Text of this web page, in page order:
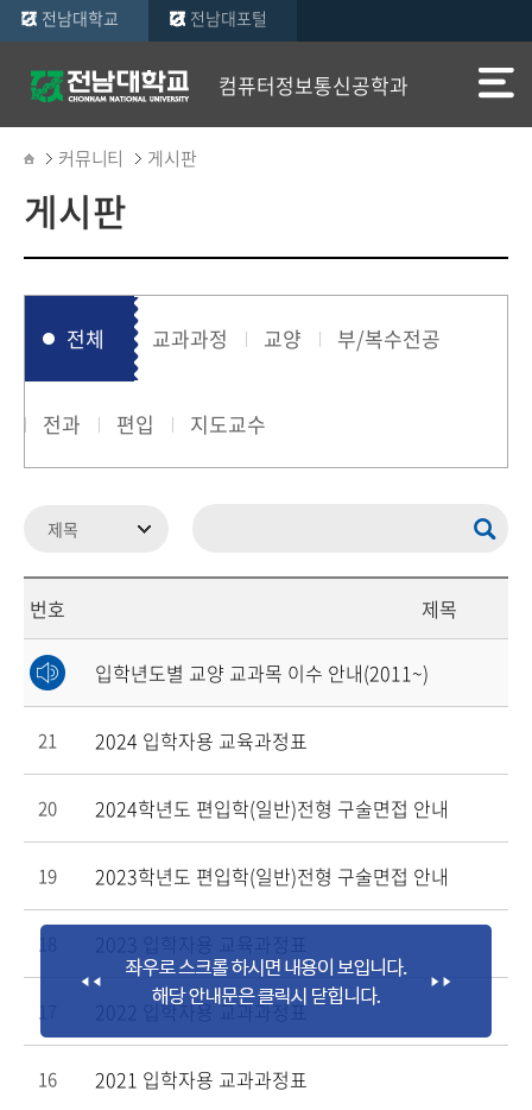
전남대학교 전남대포털
컴퓨터정보통신공학과
커뮤니티 게시판
게시판
전체 교과과정 교양 부/복수전공
전과 편입 지도교수
번호 제목
입학년도별 교양 교과목 이수 안내(2011~)
21 2024 입학자용 교육과정표
20 2024학년도 편입학(일반)전형 구술면접 안내
19 2023학년도 편입학(일반)전형 구술면접 안내
18 2023 입학자용 교육과정표
17 2022 입학자용 교과과정표
16 2021 입학자용 교과과정표